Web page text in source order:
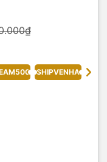
SHIPVENHA